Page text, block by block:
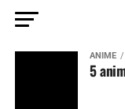
ANIME
5